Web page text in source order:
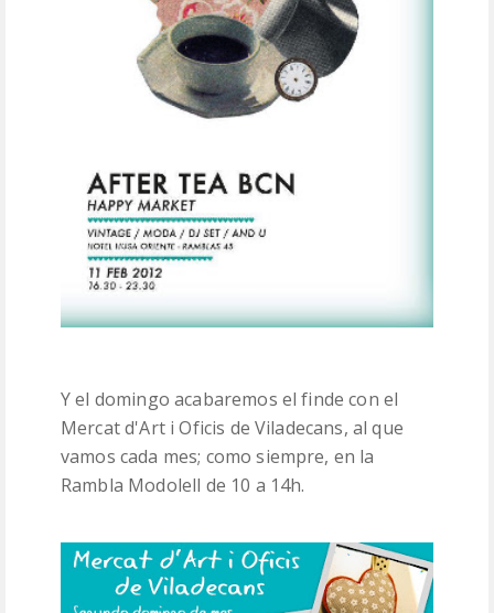
Y el domingo acabaremos el finde con el
Mercat d'Art i Oficis de Viladecans, al que
vamos cada mes; como siempre, en la
Rambla Modolell de 10 a 14h.